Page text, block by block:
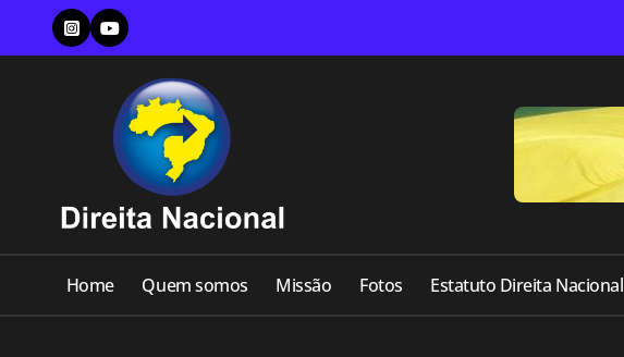
content
Home Quem somos Missão Fotos Estatuto Direita Nacional